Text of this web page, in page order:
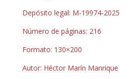
Depósito legal: M-19974-2025
Número de páginas: 216
Formato: 130×200
Autor: Héctor Marín Manrique